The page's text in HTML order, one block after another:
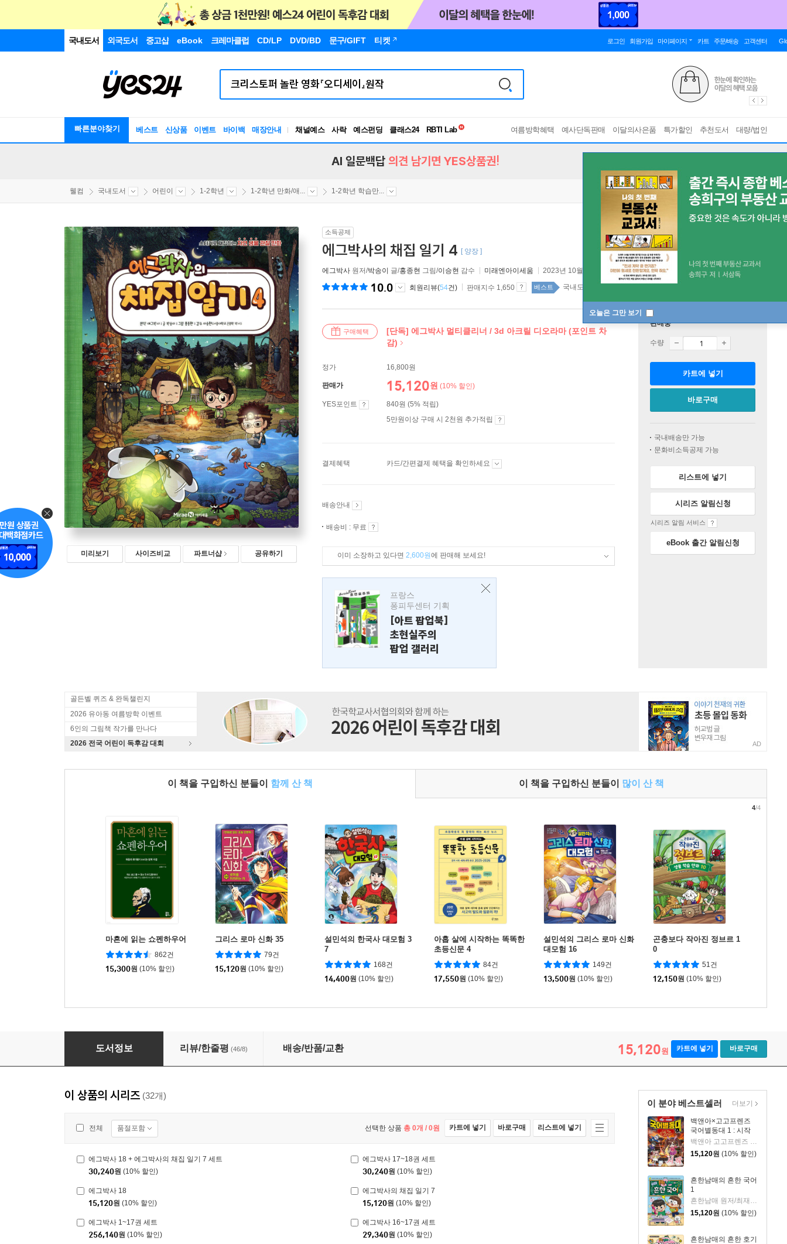
국내도서 외국도서 중고샵 eBook 크레마클럽 CD/LP DVD/BD 문구/GIFT 티켓 로그인 회원가입 마이페이지 카트 주문/배송 고객센터
빠른분야찾기 베스트 신상품 이벤트 바이백 매장안내 채널예스 사락 예스펀딩 클래스24
RBTI Lab
독서유형검사
여름방학혜택 예사단독판매 이달의사은품 특가할인 추천도서 대량/법인
오늘은 그만 보기
AI 일문백답 의견 남기면 YES상품권!
웰컴 국내도서 어린이 1-2학년 1-2학년 만화/애... 1-2학년 학습만...
미리보기 사이즈비교 파트너샵 공유하기
소득공제
에그박사의 채집 일기 4 [ 양장 ]
에그박사 원저/박송이 글/홍종현 그림/이승현 감수 미래엔아이세움 2023년 10월 20일
10.0 회원리뷰(54건) 판매지수 1,650 베스트 국내도서 top100 1주
구매혜택
[단독] 에그박사 멀티클리너 / 3d 아크릴 디오라마 (포인트 차
감)
정가 16,800원
판매가 15,120원 (10% 할인)
YES포인트
840원 (5% 적립)
5만원이상 구매 시 2천원 추가적립
결제혜택 카드/간편결제 혜택을 확인하세요
배송안내
배송비 : 무료
이미 소장하고 있다면 2,600원에 판매해 보세요!
프랑스
퐁피두센터 기획
[아트 팝업북]
초현실주의
팝업 갤러리
판매중
수량
카트에 넣기
바로구매
국내배송만 가능
문화비소득공제 가능
리스트에 넣기
시리즈 알림신청
시리즈 알림 서비스
eBook 출간 알림신청
골든벨 퀴즈 & 완독챌린지
2026 유아동 여름방학 이벤트
6인의 그림책 작가를 만나다
2026 전국 어린이 독후감 대회
AD
이 책을 구입하신 분들이 함께 산 책 이 책을 구입하신 분들이 많이 산 책
마흔에 읽는 쇼펜하우어
862건
15,300원 (10% 할인)
그리스 로마 신화 35
79건
15,120원 (10% 할인)
설민석의 한국사 대모험 3
7
168건
14,400원 (10% 할인)
아홉 살에 시작하는 똑똑한
초등신문 4
84건
17,550원 (10% 할인)
설민석의 그리스 로마 신화
대모험 16
149건
13,500원 (10% 할인)
곤충보다 작아진 정브르 1
0
51건
12,150원 (10% 할인)
4/4
에그박사의 채집 일기 4
도서정보 리뷰/한줄평 (46/8) 배송/반품/교환 15,120원 카트에 넣기 바로구매
이 분야 베스트셀러
백앤아×고고프렌즈
국어별동대 1 : 시작
백앤아 고고프렌즈 원저/한바리 글/정수영 그림/김선 감수
15,120원 (10% 할인)
흔한남매의 흔한 국어
1
흔한남매 원저/최재연 글/도니패밀리 그림
15,120원 (10% 할인)
흔한남매의 흔한 호기
더보기
이 상품의 시리즈 (32개)
전체 품절포함 선택한 상품 총 0개 / 0원 카트에 넣기 바로구매 리스트에 넣기
에그박사 18 + 에그박사의 채집 일기 7 세트
30,240원 (10% 할인)
에그박사 17~18권 세트
30,240원 (10% 할인)
에그박사 18
15,120원 (10% 할인)
에그박사의 채집 일기 7
15,120원 (10% 할인)
에그박사 1~17권 세트
256,140원 (10% 할인)
에그박사 16~17권 세트
29,340원 (10% 할인)